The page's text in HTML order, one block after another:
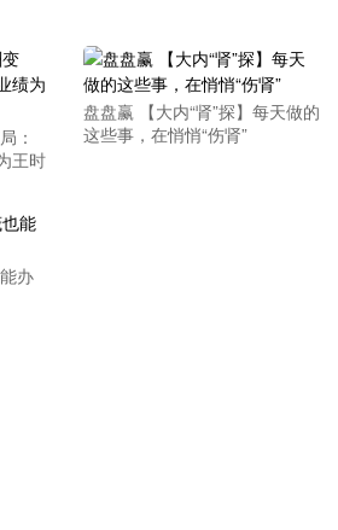
：
王时
盘盘赢 【大内“肾”探】每天做的
这些事，在悄悄“伤肾”
办